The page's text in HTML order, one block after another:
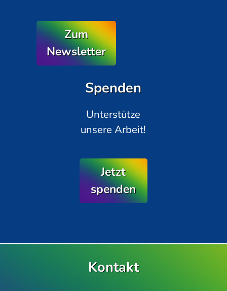
Zum
Newsletter
Spenden
Unterstütze
unsere Arbeit!
Jetzt
spenden
Kontakt